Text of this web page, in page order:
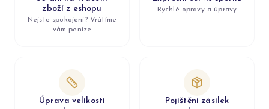
zboží z eshopu
Nejste spokojeni? Vrátíme
vám peníze
Rychlé opravy a úpravy
Úprava velikosti
Pojištění zásilek